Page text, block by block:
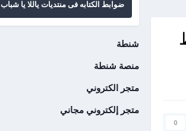
0
ضوابط الكتابه فى منتديات ياللا يا شباب
شنطة
منصة شنطة
متجر الكتروني
متجر إلكتروني مجاني